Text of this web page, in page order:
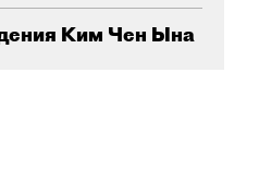
Ким Чен Ына